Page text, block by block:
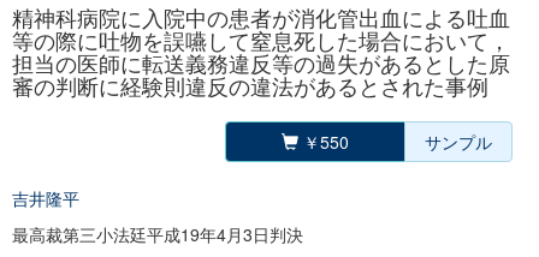
精神科病院に入院中の患者が消化管出血による吐血
等の際に吐物を誤嚥して窒息死した場合において，
担当の医師に転送義務違反等の過失があるとした原
審の判断に経験則違反の違法があるとされた事例
￥550 サンプル
吉井隆平
最高裁第三小法廷平成19年4月3日判決